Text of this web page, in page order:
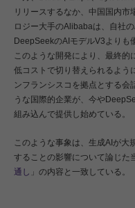
リリースするなか、中国国内市
ロジー大手のAlibabaは、自社
DeepSeekのAIモデルV3よりも
このような開発により、最終的
低コストで切り替えられるよう
ンフランシスコを拠点とする会
うな国際的企業が、今や
組み込んで提供し始めている。
このような事象は、生成AIが大
することの影響について論じた
通し 」の内容と一致している。